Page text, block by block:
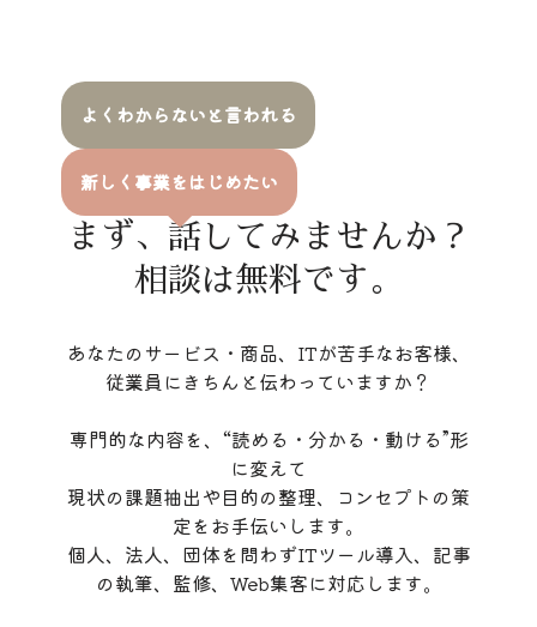
よくわからないと言われる
新しく事業をはじめたい
まず、話してみませんか？
相談は無料です。
あなたのサービス・商品、ITが苦手なお客様、
従業員にきちんと伝わっていますか？
専門的な内容を、“読める・分かる・動ける”形
に変えて
現状の課題抽出や目的の整理、コンセプトの策
定をお手伝いします。
個人、法人、団体を問わずITツール導入、記事
の執筆、監修、Web集客に対応します。